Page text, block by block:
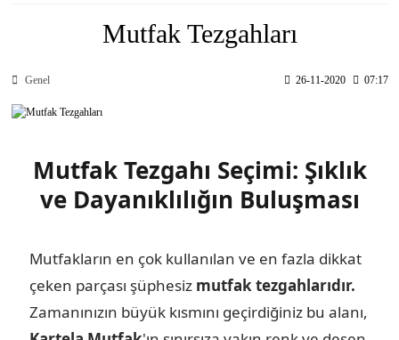
Mutfak Tezgahları
Genel 26-11-2020 07:17
Mutfak Tezgahı Seçimi: Şıklık
ve Dayanıklılığın Buluşması
Mutfakların en çok kullanılan ve en fazla dikkat
çeken parçası şüphesiz mutfak tezgahlarıdır.
Zamanınızın büyük kısmını geçirdiğiniz bu alanı,